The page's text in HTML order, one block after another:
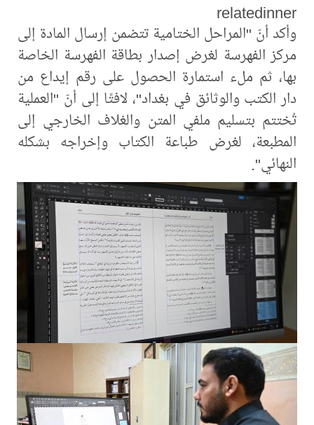
relatedinner
وأكد أنّ "المراحل الختامية تتضمن إرسال المادة إلى
مركز الفهرسة لغرض إصدار بطاقة الفهرسة الخاصة
بها، ثم ملء استمارة الحصول على رقم إيداع من
دار الكتب والوثائق في بغداد"، لافتًا إلى أنّ "العملية
تُختتم بتسليم ملفي المتن والغلاف الخارجي إلى
المطبعة، لغرض طباعة الكتاب وإخراجه بشكله
النهائي".